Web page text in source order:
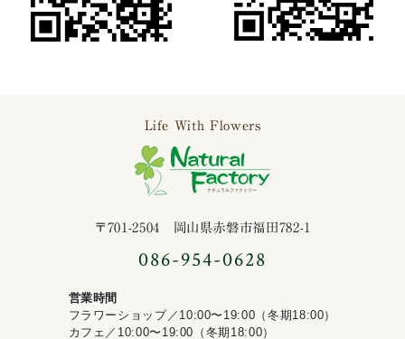
Life With Flowers
ナチュラルフ
〒701-2504 岡山県赤磐市福田782-1
086-954-0628
営業時間
フラワーショップ／10:00〜19:00（冬期18:00）
カフェ／10:00〜19:00（冬期18:00）